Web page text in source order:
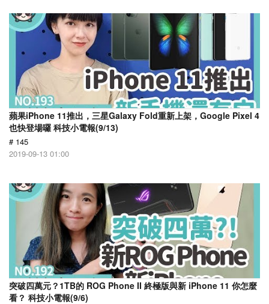
蘋果iPhone 11推出，三星Galaxy Fold重新上架，Google Pixel 4
也快登場囉 科技小電報(9/13)
# 145
2019-09-13 01:00
突破四萬元？1TB的 ROG Phone II 終極版與新 iPhone 11 你怎麼
看？ 科技小電報(9/6)